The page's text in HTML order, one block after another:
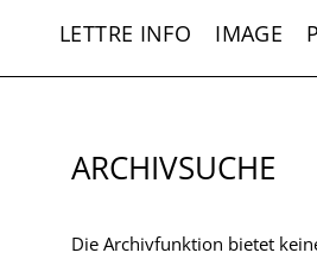
LETTRE INFO IMAGE
ARCHIVSUCHE
Die Archivfunktion bietet